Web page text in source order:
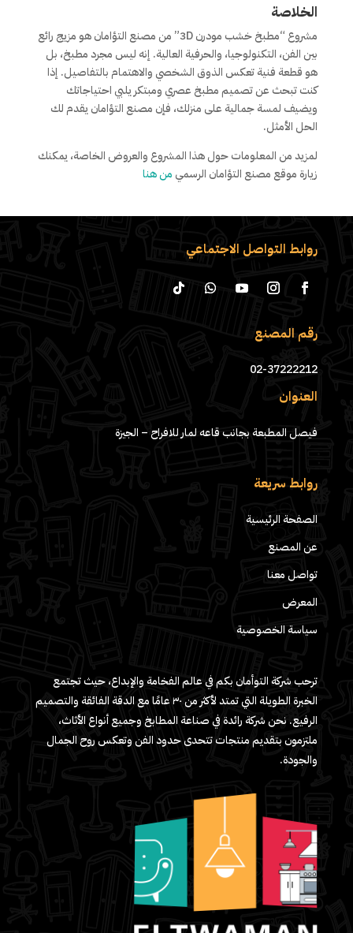
الخلاصة
مشروع “مطبخ خشب مودرن 3D” من مصنع التؤامان هو مزيج رائع
بين الفن، التكنولوجيا، والحرفية العالية. إنه ليس مجرد مطبخ، بل
هو قطعة فنية تعكس الذوق الشخصي والاهتمام بالتفاصيل. إذا
كنت تبحث عن تصميم مطبخ عصري ومبتكر يلبي احتياجاتك
ويضيف لمسة جمالية على منزلك، فإن مصنع التؤامان يقدم لك
الحل الأمثل.
لمزيد من المعلومات حول هذا المشروع والعروض الخاصة، يمكنك
زيارة موقع مصنع التؤامان الرسمي من هنا
روابط التواصل الاجتماعي
رقم المصنع
02-37222212
العنوان
فيصل المطبعة بجانب قاعه لمار للافراح – الجيزة
روابط سريعة
الصفحة الرئيسية
عن المصنع
تواصل معنا
المعرض
سياسة الخصوصية
ترحب شركة التوأمان بكم في عالم الفخامة والإبداع، حيث تجتمع
الخبرة الطويلة التي تمتد لأكثر من ٣٠ عامًا مع الدقة الفائقة والتصميم
الرفيع. نحن شركة رائدة في صناعة المطابخ وجميع أنواع الأثاث،
ملتزمون بتقديم منتجات تتحدى حدود الفن وتعكس روح الجمال
والجودة.